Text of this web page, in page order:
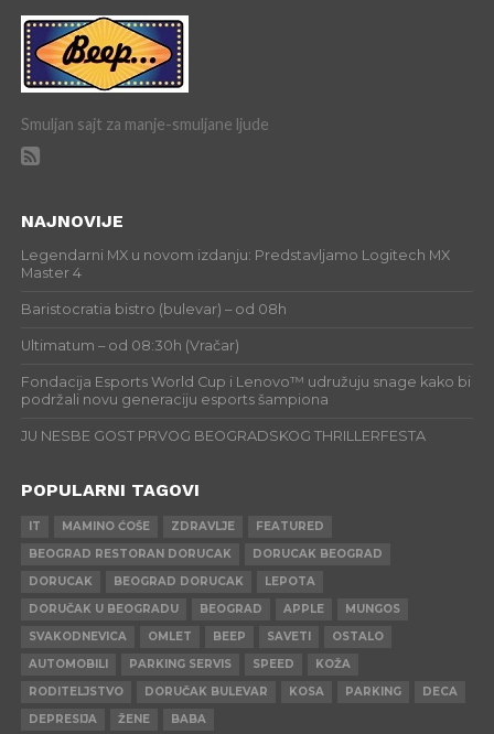
Smuljan sajt za manje-smuljane ljude
NAJNOVIJE
Legendarni MX u novom izdanju: Predstavljamo Logitech MX
Master 4
Baristocratia bistro (bulevar) – od 08h
Ultimatum – od 08:30h (Vračar)
Fondacija Esports World Cup i Lenovo™ udružuju snage kako bi
podržali novu generaciju esports šampiona
JU NESBE GOST PRVOG BEOGRADSKOG THRILLERFESTA
POPULARNI TAGOVI
IT MAMINO ĆOŠE ZDRAVLJE
FEATURED
BEOGRAD RESTORAN DORUCAK
DORUCAK BEOGRAD
DORUCAK
BEOGRAD DORUCAK
LEPOTA
DORUČAK U BEOGRADU
BEOGRAD APPLE
MUNGOS
SVAKODNEVICA
OMLET BEEP SAVETI
OSTALO
AUTOMOBILI
PARKING SERVIS SPEED
KOŽA
RODITELJSTVO
DORUČAK BULEVAR KOSA PARKING
DECA
DEPRESIJA
ŽENE BABA